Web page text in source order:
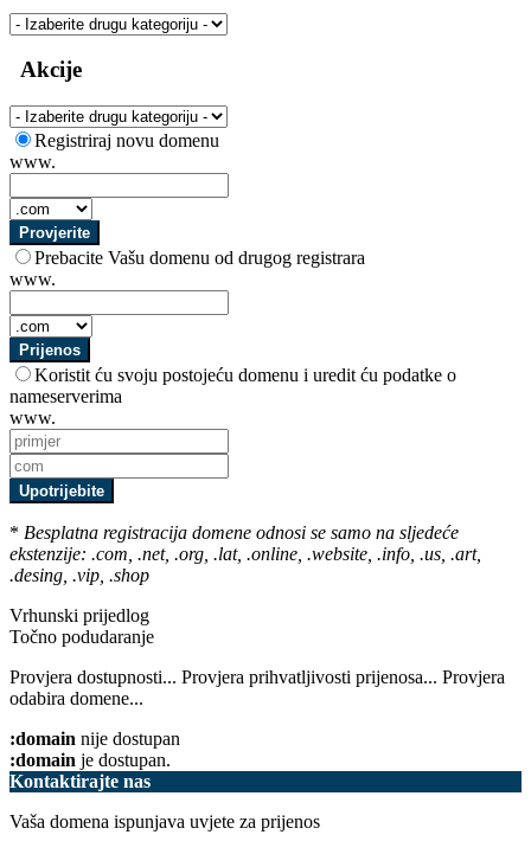
Akcije
Registriraj novu domenu
www.
Provjerite
Prebacite Vašu domenu od drugog registrara
www.
Prijenos
Koristit ću svoju postojeću domenu i uredit ću podatke o
nameserverima
www.
Upotrijebite
* Besplatna registracija domene odnosi se samo na sljedeće
ekstenzije: .com, .net, .org, .lat, .online, .website, .info, .us, .art,
.desing, .vip, .shop
Vrhunski prijedlog
Točno podudaranje
Provjera dostupnosti... Provjera prihvatljivosti prijenosa... Provjera
odabira domene...
:domain nije dostupan
:domain je dostupan.
Kontaktirajte nas
Vaša domena ispunjava uvjete za prijenos